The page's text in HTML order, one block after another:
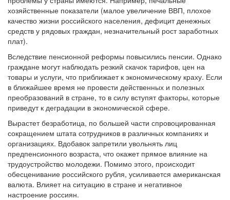
хозяйственные показатели (малое увеличение ВВП, плохое
качество жизни российского населения, дефицит денежных
средств у рядовых граждан, незначительный рост заработных
плат).
Вследствие пенсионной реформы повысились пенсии. Однако
граждане могут наблюдать резкий скачок тарифов, цен на
товары и услуги, что приближает к экономическому краху. Если
в ближайшее время не провести действенных и полезных
преобразований в стране, то в силу вступят факторы, которые
приведут к деградации в экономической сфере.
Вырастет безработица, по большей части спровоцированная
сокращением штата сотрудников в различных компаниях и
организациях. Вдобавок запретили увольнять лиц
предпенсионного возраста, что окажет прямое влияние на
трудоустройство молодежи. Помимо этого, происходит
обесценивание российского рубля, усиливается американская
валюта. Влияет на ситуацию в стране и негативное
настроение россиян.